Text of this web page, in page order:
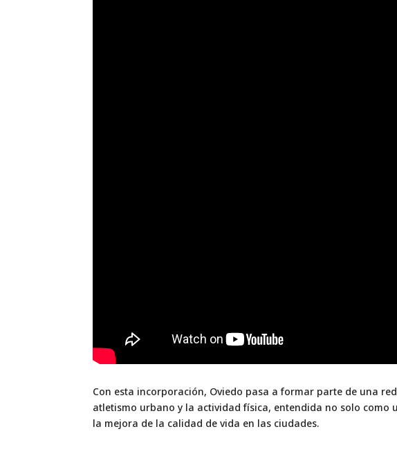
Con esta incorporación, Oviedo pasa a formar parte de una
atletismo urbano y la actividad física, entendida no solo
la mejora de la calidad de vida en las ciudades.